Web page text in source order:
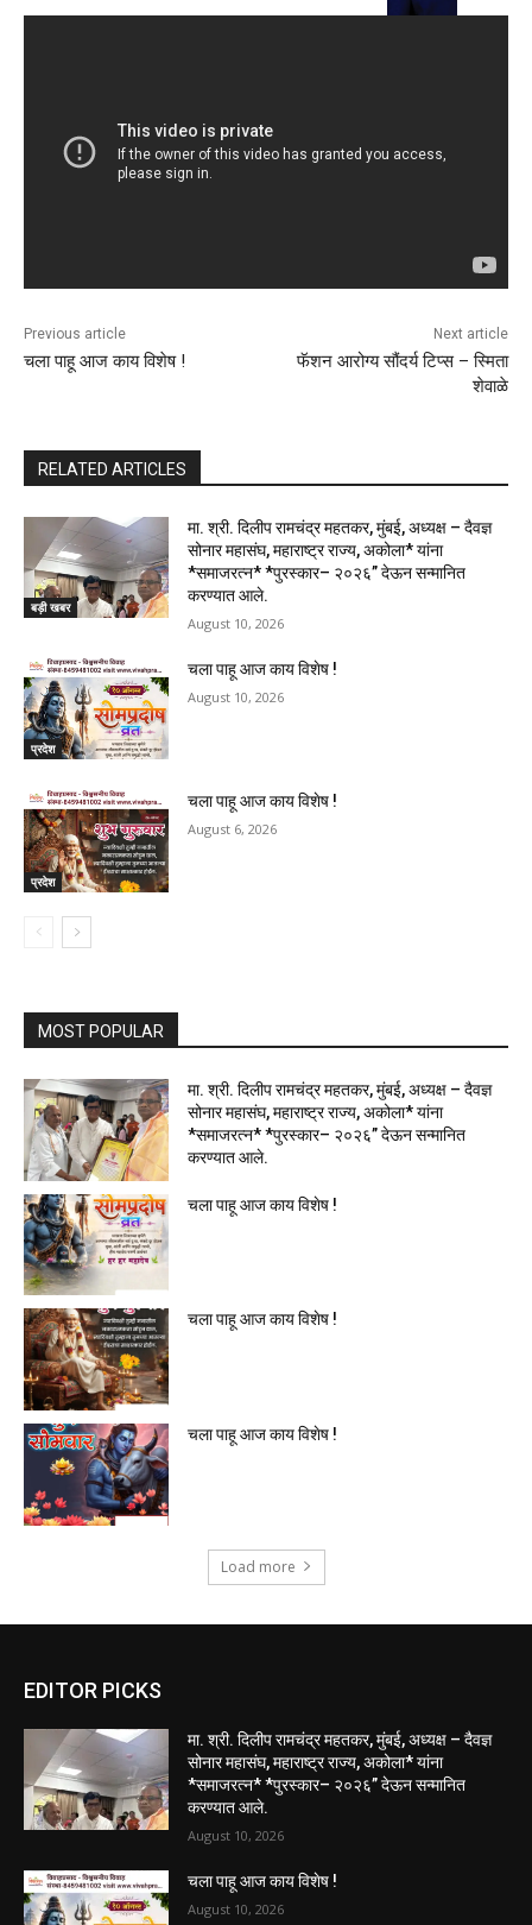
Previous article
चला पाहू आज काय विशेष !
Next article
फॅशन आरोग्य सौंदर्य टिप्स – स्मिता
शेवाळे
RELATED ARTICLES
बड़ी खबर
मा. श्री. दिलीप रामचंद्र महतकर, मुंबई, अध्यक्ष – दैवज्ञ
सोनार महासंघ, महाराष्ट्र राज्य, अकोला* यांना
*समाजरत्न* *पुरस्कार– २०२६” देऊन सन्मानित
करण्यात आले.
August 10, 2026
प्रदेश
चला पाहू आज काय विशेष !
August 10, 2026
प्रदेश
चला पाहू आज काय विशेष !
August 6, 2026
MOST POPULAR
मा. श्री. दिलीप रामचंद्र महतकर, मुंबई, अध्यक्ष – दैवज्ञ
सोनार महासंघ, महाराष्ट्र राज्य, अकोला* यांना
*समाजरत्न* *पुरस्कार– २०२६” देऊन सन्मानित
करण्यात आले.
चला पाहू आज काय विशेष !
चला पाहू आज काय विशेष !
चला पाहू आज काय विशेष !
Load more
EDITOR PICKS
मा. श्री. दिलीप रामचंद्र महतकर, मुंबई, अध्यक्ष – दैवज्ञ
सोनार महासंघ, महाराष्ट्र राज्य, अकोला* यांना
*समाजरत्न* *पुरस्कार– २०२६” देऊन सन्मानित
करण्यात आले.
August 10, 2026
चला पाहू आज काय विशेष !
August 10, 2026